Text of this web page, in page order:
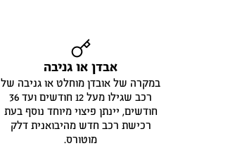
אבדן או גניבה
במקרה של אובדן מוחלט או גניבה של
רכב שגילו מעל 12 חודשים ועד 36
חודשים, יינתן פיצוי מיוחד נוסף בעת
רכישת רכב חדש מהיבואנית דלק
מוטורס.